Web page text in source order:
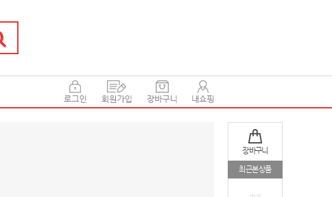
장바구니
최근본상품